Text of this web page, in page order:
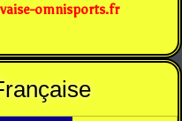
omnisports.fr